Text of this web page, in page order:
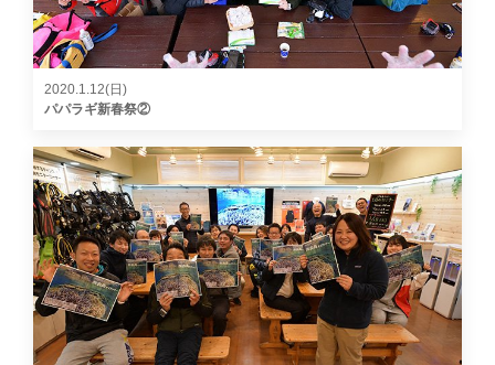
2020.1.12(日)
パパラギ新春祭②